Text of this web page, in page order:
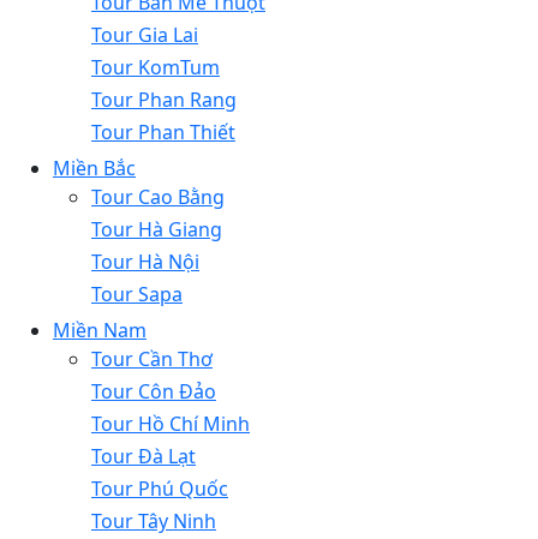
Tour Gia Lai
Tour KomTum
Tour Phan Rang
Tour Phan Thiết
Miền Bắc
Tour Cao Bằng
Tour Hà Giang
Tour Hà Nội
Tour Sapa
Miền Nam
Tour Cần Thơ
Tour Côn Đảo
Tour Hồ Chí Minh
Tour Đà Lạt
Tour Phú Quốc
Tour Tây Ninh